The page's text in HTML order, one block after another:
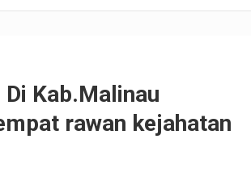
Kab.Malinau
rawan kejahatan